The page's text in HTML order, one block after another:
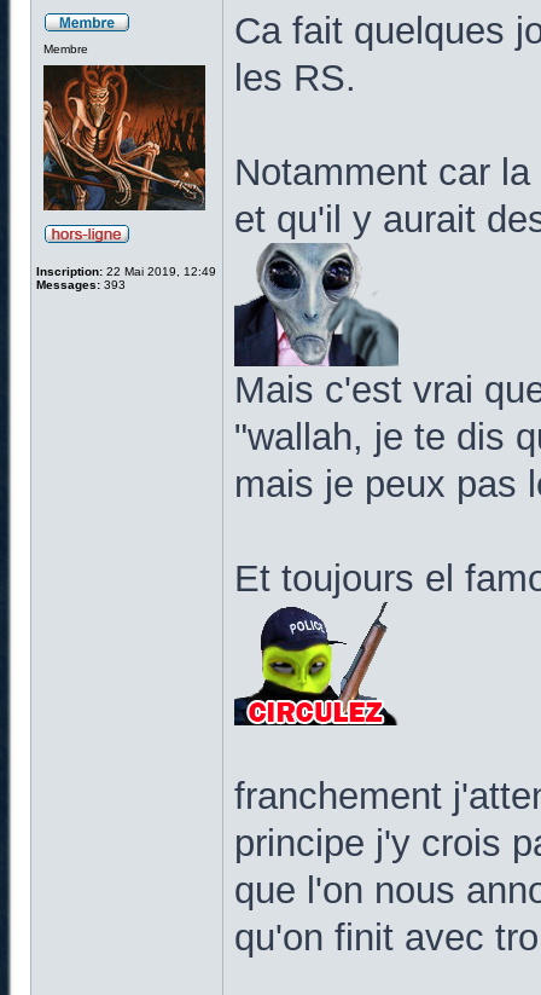
Membre
Inscription: 22 Mai 2019, 12:49
Messages: 393
Ca fait quelques
les RS.
Notamment car
et qu'il y aurait
Mais c'est vrai
"wallah, je te dis
mais je peux pas
Et toujours el
franchement
principe j'y crois
que l'on nous
qu'on finit avec